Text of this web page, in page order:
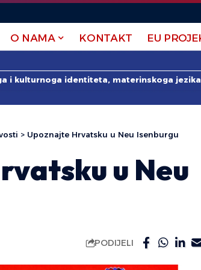
O NAMA KONTAKT EU
i kulturnoga identiteta, materinskoga
> Upoznajte Hrvatsku u Neu Isenburgu
u Neu
PODIJELI